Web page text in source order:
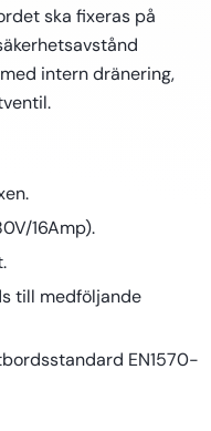
ska fixeras på
intern dränering,
16Amp).
till medföljande
EN1570-